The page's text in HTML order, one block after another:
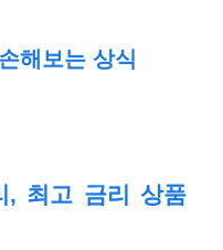
해보는 상식
, 최고 금리 상품